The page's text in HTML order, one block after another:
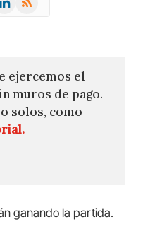
ejercemos el
muros de pago.
solos, como
ganando la partida.